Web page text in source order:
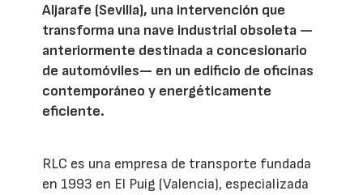
Aljarafe (Sevilla), una intervención que
transforma una nave industrial obsoleta —
anteriormente destinada a concesionario
de automóviles— en un edificio de oficinas
contemporáneo y energéticamente
eficiente.
RLC es una empresa de transporte fundada
en 1993 en El Puig (Valencia), especializada